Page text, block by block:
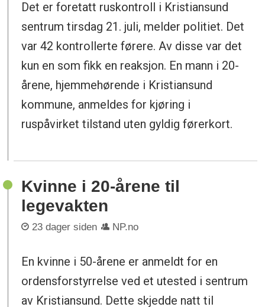
Det er foretatt ruskontroll i Kristiansund
sentrum tirsdag 21. juli, melder politiet. Det
var 42 kontrollerte førere. Av disse var det
kun en som fikk en reaksjon. En mann i 20-
årene, hjemmehørende i Kristiansund
kommune, anmeldes for kjøring i
ruspåvirket tilstand uten gyldig førerkort.
Kvinne i 20-årene til
legevakten
23 dager siden NP.no
En kvinne i 50-årene er anmeldt for en
ordensforstyrrelse ved et utested i sentrum
av Kristiansund. Dette skjedde natt til